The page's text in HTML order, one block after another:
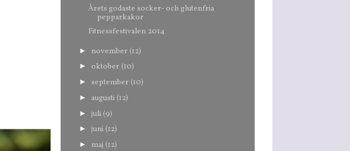
Årets godaste socker- och glutenfria
pepparkakor
Fitnessfestivalen 2014
► november (12)
► oktober (10)
► september (10)
► augusti (12)
► juli (9)
► juni (12)
► maj (12)